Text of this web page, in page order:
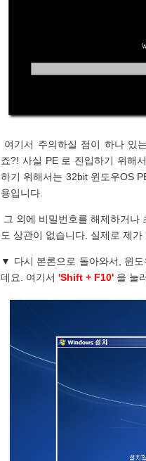
여기서 주의하실 점이 하나 있
죠?! 사실 PE 로 진입하기 위해
하기 위해서는 32bit 윈도우OS
용입니다.
그 외에 비밀번호를 해제하거나
도 상관이 없습니다. 실제로 제
▼ 다시 본론으로 돌아와서, 윈
데요. 여기서 'Shift + F10' 을 눌